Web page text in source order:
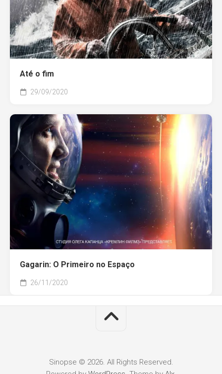
Até o fim
29/09/2020
Gagarin: O Primeiro no Espaço
26/11/2020
Sinopse © 2026. All Rights Reserved.